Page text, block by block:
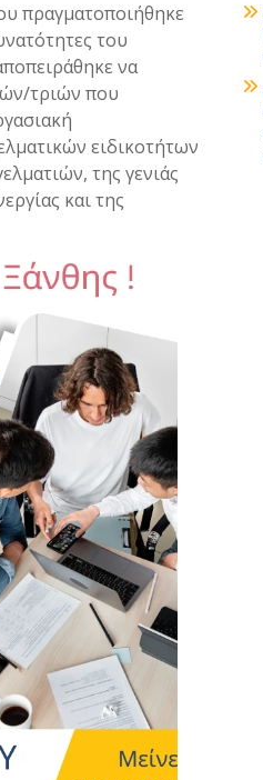
πραγματοποιήθηκε
του
να
τριών που
ειδικοτήτων
της γενιάς
και της